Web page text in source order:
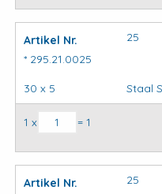
Artikel Nr.
* 295.21.0025
25
30 x 5 Staal
Kapbeugels DIN3567
1 x = 1
Artikel Nr.
25